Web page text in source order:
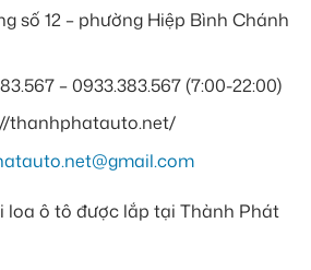
số 12 – phường Hiệp Bình Chánh
– 0933.383.567 (7:00-22:00)
thanhphatauto.net/
loa ô tô được lắp tại Thành Phát